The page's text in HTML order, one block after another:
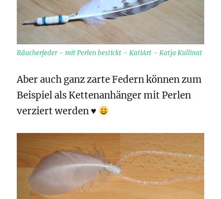
Räucherfeder – mit Perlen bestickt – KatiArt – Katja Kullinat
Aber auch ganz zarte Federn können zum
Beispiel als Kettenanhänger mit Perlen
verziert werden ♥